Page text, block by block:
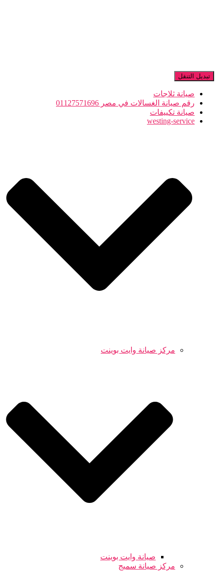
تبديل التنقل
صيانة ثلاجات
رقم صيانة الغسالات في مصر 01127571696
صيانة تكييفات
westing-service
مركز صيانة وايت بوينت
صيانة وايت بوينت
مركز صيانة سميج